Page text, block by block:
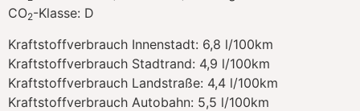
CO2-Klasse: D
Kraftstoffverbrauch Innenstadt: 6,8 l/100km
Kraftstoffverbrauch Stadtrand: 4,9 l/100km
Kraftstoffverbrauch Landstraße: 4,4 l/100km
Kraftstoffverbrauch Autobahn: 5,5 l/100km